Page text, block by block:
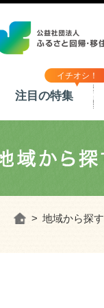
イチオシ！
注目の特集
ホーム 地域から探す